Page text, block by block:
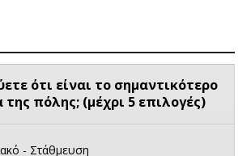
ότι είναι το σημαντικότερο
πόλης; (μέχρι 5 επιλογές)
- Στάθμευση